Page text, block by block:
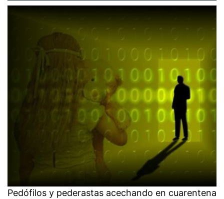
Pedófilos y pederastas acechando en cuarentena